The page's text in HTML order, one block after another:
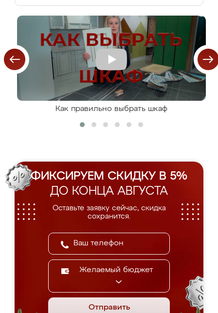
Как правильно выбрать шкаф
ФИКСИРУЕМ СКИДКУ В 5%
ДО КОНЦА АВГУСТА
Оставьте заявку сейчас, скидка
сохранится.
Желаемый бюджет
Отправить